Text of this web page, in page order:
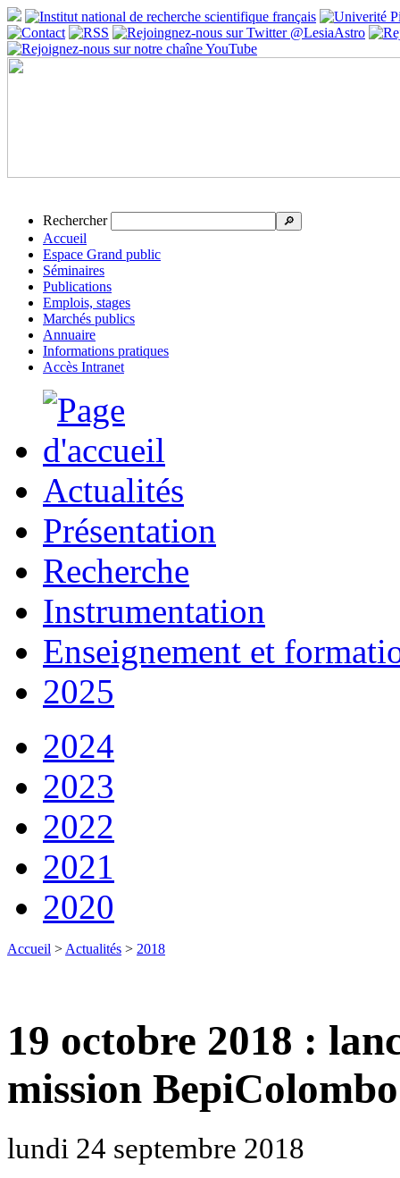
Rechercher 🔎
Accueil
Espace Grand public
Séminaires
Publications
Emplois, stages
Marchés publics
Annuaire
Informations pratiques
Accès Intranet
Actualités
Présentation
Recherche
Instrumentation
Enseignement et
2025
2024
2023
2022
2021
2020
Accueil > Actualités > 2018
19 octobre 2018 :
mission
lundi 24 septembre 2018